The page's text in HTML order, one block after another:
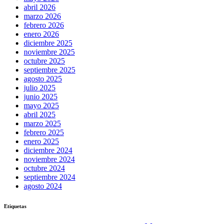
abril 2026
marzo 2026
febrero 2026
enero 2026
diciembre 2025
noviembre 2025
octubre 2025
septiembre 2025
agosto 2025
julio 2025
junio 2025
mayo 2025
abril 2025
marzo 2025
febrero 2025
enero 2025
diciembre 2024
noviembre 2024
octubre 2024
septiembre 2024
agosto 2024
Etiquetas